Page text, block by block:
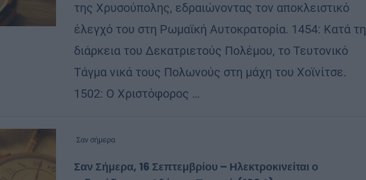
της Χρυσούπολης, εδραιώνοντας τον αποκλειστικό
έλεγχό του στη Ρωμαϊκή Αυτοκρατορία. 1454: Κατά τη
διάρκεια του Δεκατριετούς Πολέμου, το Τευτονικό
Τάγμα νικά τους Πολωνούς στη μάχη του Χοϊνίτσε.
1502: Ο Χριστόφορος …
Σαν σήμερα
Σαν Σήμερα, 16 Σεπτεμβρίου – Ηλεκτροκινείται ο